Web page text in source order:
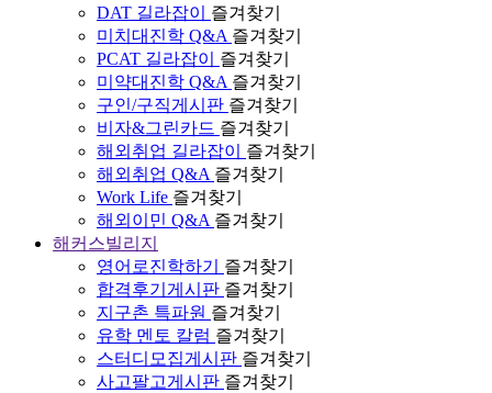
DAT 길라잡이
즐겨찾기
미치대진학 Q&A 즐겨찾기
PCAT 길라잡이
즐겨찾기
미약대진학 Q&A 즐겨찾기
구인/구직게시판 즐겨찾기
비자&그린카드 즐겨찾기
해외취업 길라잡이
즐겨찾기
해외취업 Q&A 즐겨찾기
Work Life 즐겨찾기
해외이민 Q&A 즐겨찾기
해커스빌리지
영어로진학하기
즐겨찾기
합격후기게시판 즐겨찾기
지구촌 특파원 즐겨찾기
유학 멘토 칼럼 즐겨찾기
스터디모집게시판 즐겨찾기
사고팔고게시판 즐겨찾기